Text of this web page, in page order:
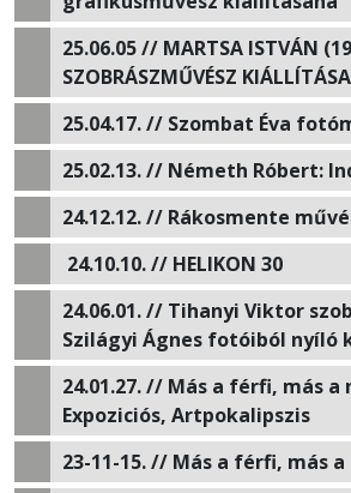
25.06.05 // MARTSA ISTVÁN
SZOBRÁSZMŰVÉSZ KIÁLLÍTÁSA
25.04.17. // Szombat Éva
25.02.13. // Németh Róbert:
24.12.12. // Rákosmente
24.10.10. // HELIKON 30
24.06.01. // Tihanyi Viktor
Szilágyi Ágnes fotóiból nyíló
24.01.27. // Más a férfi, más a
Expoziciós, Artpokalipszis
23-11-15. // Más a férfi, más a